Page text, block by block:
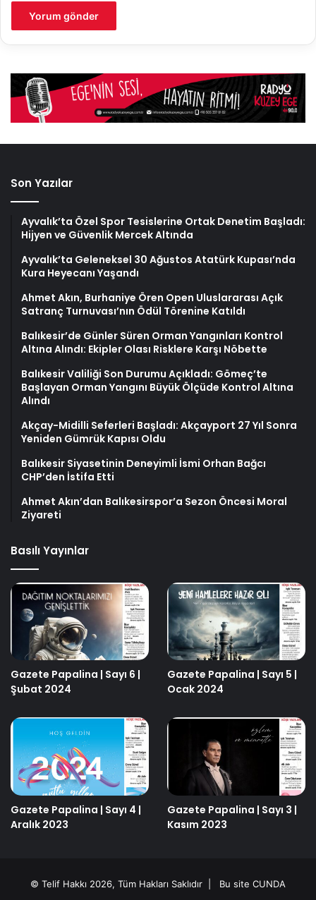
Son Yazılar
Ayvalık’ta Özel Spor Tesislerine Ortak Denetim Başladı:
Hijyen ve Güvenlik Mercek Altında
Ayvalık’ta Geleneksel 30 Ağustos Atatürk Kupası’nda
Kura Heyecanı Yaşandı
Ahmet Akın, Burhaniye Ören Open Uluslararası Açık
Satranç Turnuvası’nın Ödül Törenine Katıldı
Balıkesir’de Günler Süren Orman Yangınları Kontrol
Altına Alındı: Ekipler Olası Risklere Karşı Nöbette
Balıkesir Valiliği Son Durumu Açıkladı: Gömeç’te
Başlayan Orman Yangını Büyük Ölçüde Kontrol Altına
Alındı
Akçay-Midilli Seferleri Başladı: Akçayport 27 Yıl Sonra
Yeniden Gümrük Kapısı Oldu
Balıkesir Siyasetinin Deneyimli İsmi Orhan Bağcı
CHP’den İstifa Etti
Ahmet Akın’dan Balıkesirspor’a Sezon Öncesi Moral
Ziyareti
Basılı Yayınlar
Gazete Papalina | Sayı 6 |
Şubat 2024
Gazete Papalina | Sayı 5 |
Ocak 2024
Gazete Papalina | Sayı 4 |
Aralık 2023
Gazete Papalina | Sayı 3 |
Kasım 2023
© Telif Hakkı 2026, Tüm Hakları Saklıdır | Bu site CUNDA